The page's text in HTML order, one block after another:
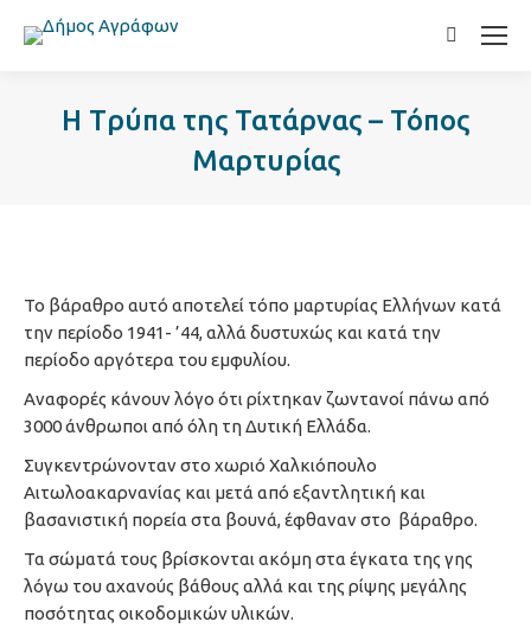
Search:
H Tρύπα της Τατάρνας – Τόπος
Μαρτυρίας
Το βάραθρο αυτό αποτελεί τόπο μαρτυρίας Ελλήνων κατά
την περίοδο 1941- ’44, αλλά δυστυχώς και κατά την
περίοδο αργότερα του εμφυλίου.
Αναφορές κάνουν λόγο ότι ρίχτηκαν ζωντανοί πάνω από
3000 άνθρωποι από όλη τη Δυτική Ελλάδα.
Συγκεντρώνονταν στο χωριό Χαλκιόπουλο
Αιτωλοακαρνανίας και μετά από εξαντλητική και
βασανιστική πορεία στα βουνά, έφθαναν στο βάραθρο.
Τα σώματά τους βρίσκονται ακόμη στα έγκατα της γης
λόγω του αχανούς βάθους αλλά και της ρίψης μεγάλης
ποσότητας οικοδομικών υλικών.